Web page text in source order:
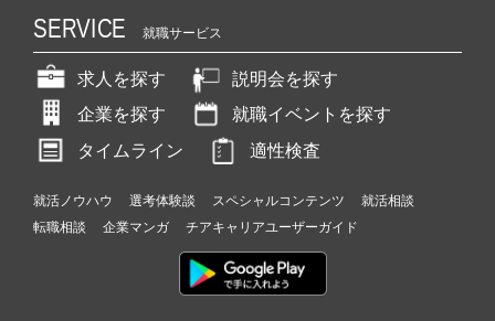
SERVICE 就職サービス
求人を探す
説明会を探す
企業を探す
就職イベントを探す
タイムライン
適性検査
就活ノウハウ 選考体験談 スペシャルコンテンツ
就活相談
転職相談
企業マンガ チアキャリアユーザーガイド